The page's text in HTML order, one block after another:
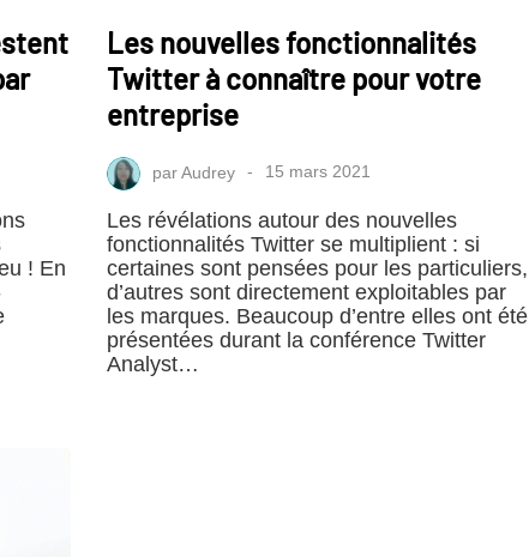
! En
Les nouvelles fonctionnalités
Twitter à connaître pour votre
entreprise
parAudrey 15 mars 2021
Les révélations autour des nouvelles
fonctionnalités Twitter se multiplient : si
certaines sont pensées pour les particuliers,
d’autres sont directement exploitables par
les marques. Beaucoup d’entre elles ont été
présentées durant la conférence Twitter
Analyst…